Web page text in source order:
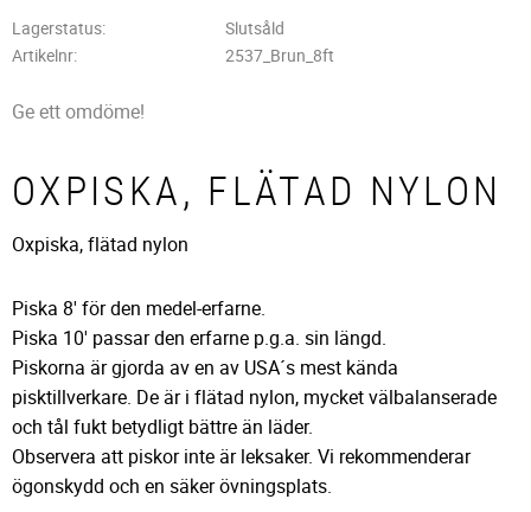
Lagerstatus
Slutsåld
Artikelnr
2537_Brun_8ft
Ge ett omdöme!
OXPISKA, FLÄTAD NYLON
Oxpiska, flätad nylon
Piska 8' för den medel-erfarne.
Piska 10' passar den erfarne p.g.a. sin längd.
Piskorna är gjorda av en av USA´s mest kända
pisktillverkare. De är i flätad nylon, mycket välbalanserade
och tål fukt betydligt bättre än läder.
Observera att piskor inte är leksaker. Vi rekommenderar
ögonskydd och en säker övningsplats.